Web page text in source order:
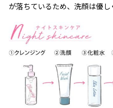
が落ちているため、洗顔は優し